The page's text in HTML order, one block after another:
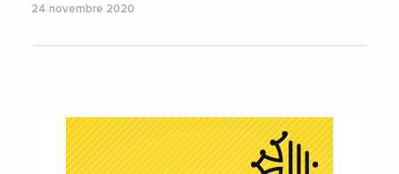
24 novembre 2020